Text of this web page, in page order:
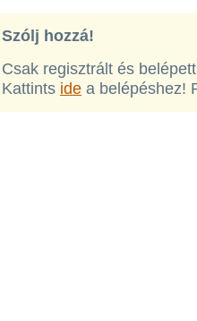
Szólj hozzá!
Csak regisztrált és
Kattints ide a belépéshez!